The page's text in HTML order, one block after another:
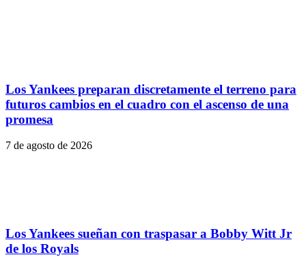
Los Yankees preparan discretamente el terreno para
futuros cambios en el cuadro con el ascenso de una
promesa
7 de agosto de 2026
Los Yankees sueñan con traspasar a Bobby Witt Jr
de los Royals